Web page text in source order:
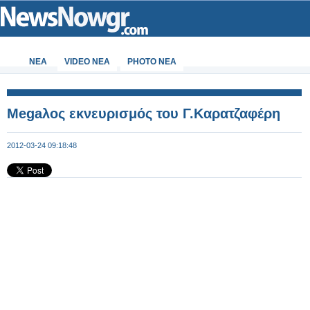
ΝΕΑ VIDEO NEA PHOTO NEA
Megaλος εκνευρισμός του Γ.Καρατζαφέρη
2012-03-24 09:18:48